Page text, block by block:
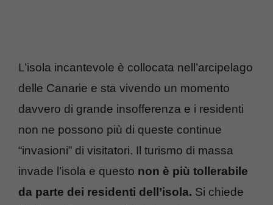
L’isola incantevole è collocata nell’arcipelago
delle Canarie e sta vivendo un momento
davvero di grande insofferenza e i residenti
non ne possono più di queste continue
“invasioni” di visitatori. Il turismo di massa
invade l’isola e questo non è più tollerabile
da parte dei residenti dell’isola. Si chiede